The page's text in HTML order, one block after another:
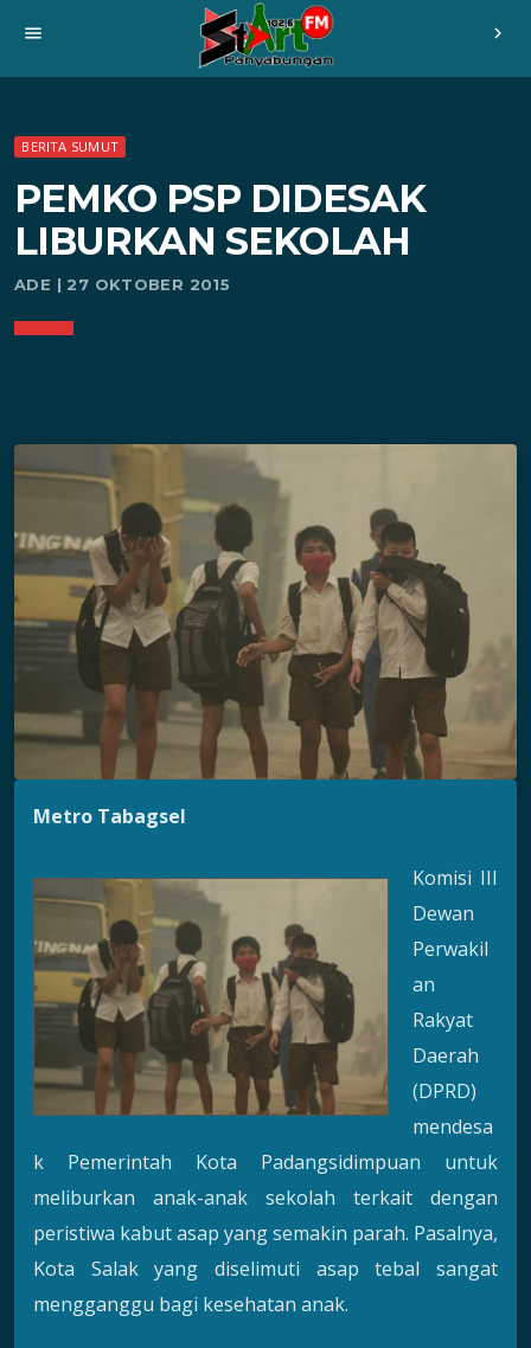
menu chevron_right
BERITA SUMUT
PEMKO PSP DIDESAK
LIBURKAN SEKOLAH
ADE | 27 OKTOBER 2015
Metro Tabagsel
Komisi III
Dewan
Perwakil
an
Rakyat
Daerah
(DPRD)
mendesa
k Pemerintah Kota Padangsidimpuan untuk
meliburkan anak-anak sekolah terkait dengan
peristiwa kabut asap yang semakin parah. Pasalnya,
Kota Salak yang diselimuti asap tebal sangat
mengganggu bagi kesehatan anak.